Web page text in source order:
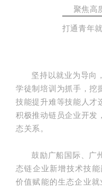
聚焦高
打通青年
坚持以就业为导向
学徒制培训为抓手，挖
技能提升难等技能人才
积极推动链员企业开发
态关系。
鼓励广船国际、广
态链企业新增技术技
价值赋能的生态企业